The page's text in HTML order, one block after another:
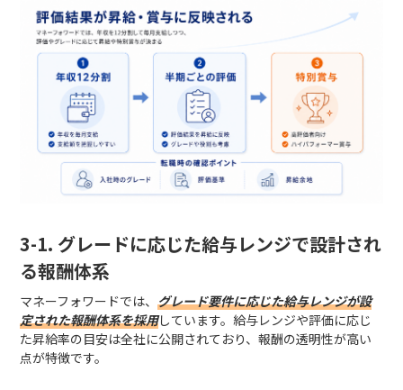
3-1. グレードに応じた給与レンジで設計され
る報酬体系
マネーフォワードでは、グレード要件に応じた給与レンジが設
定された報酬体系を採用しています。給与レンジや評価に応じ
た昇給率の目安は全社に公開されており、報酬の透明性が高い
点が特徴です。